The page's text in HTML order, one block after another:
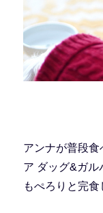
アンナが普段食
ア ダッグ&ガル
もぺろりと完食